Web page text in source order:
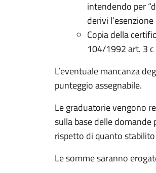
intendendo per
derivi
Copia della
104/1992 art. 3 c
L’eventuale mancanza
punteggio assegnabile.
Le graduatorie vengono
sulla base delle
rispetto di quanto
Le somme saranno